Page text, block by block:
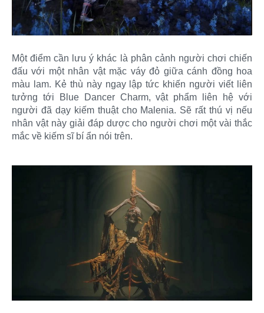
Một điểm cần lưu ý khác là phân cảnh người chơi chiến
đấu với một nhân vật mặc váy đỏ giữa cánh đồng hoa
màu lam. Kẻ thù này ngay lập tức khiến người viết liên
tưởng tới Blue Dancer Charm, vật phẩm liên hệ với
người đã dạy kiếm thuật cho Malenia. Sẽ rất thú vị nếu
nhân vật này giải đáp dược cho người chơi một vài thắc
mắc về kiếm sĩ bí ẩn nói trên.